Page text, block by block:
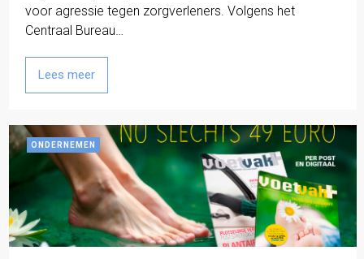
voor agressie tegen zorgverleners. Volgens het
Centraal Bureau…
Lees meer
ONDERNEMEN